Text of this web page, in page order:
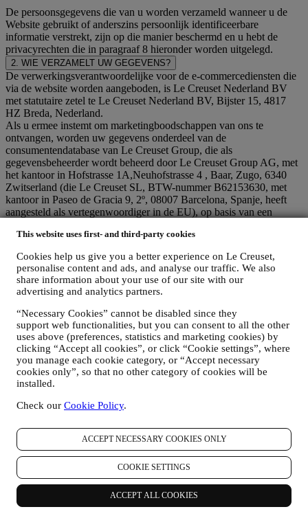
This website uses first- and third-party cookies
Cookies help us give you a better experience on Le Creuset,
personalise content and ads, and analyse our traffic. We also
share information about your use of our site with our
advertising and analytics partners.
“Necessary Cookies” cannot be disabled since they
support web functionalities, but you can consent to all the other
uses above (preferences, statistics and marketing cookies) by
clicking “Accept all cookies”, or click “Cookie settings”, where
you manage each cookie category, or “Accept necessary
cookies only”, so that no other category of cookies will be
installed.
Check our Cookie Policy.
ACCEPT NECESSARY COOKIES ONLY
COOKIE SETTINGS
ACCEPT ALL COOKIES
De persoonsgegevens die van u worden verzameld wanneer u de
Website gebruikt of anderszins persoonlijk identificeerbare
informatie verstrekt, zijn op die manier beschermd en u hebt de
privacyrechten die in paragraaf 8 hieronder worden uitgelegd.
2. WIE VERZAMELT UW GEGEVENS?
De verwerkingsverantwoordelijke voor de e-commercediensten die
via de website worden aangeboden, is Le Creuset Nederland BV
met statutaire zetel te Le Creuset Nederland BV, Bijster 15, 4817
HZ Breda, Nederland.
Als u ermee instemt om marketingboodschappen van ons te
ontvangen, worden uw gegevens onderdeel van de
consumentendatabase van Le Creuset Group, die als
gegevensbeheerder wordt beheerd door Le Creuset Group AG, met
het kantoor in Hofstrasse 1A,Neuhofstrasse 4 , Baar, Zugo, 6340
Zwitserland (die Le Creuset SL, BTW-nummer B62153630, met
kantoor in Paseo de Gracia 9, 2º, 08007 Barcelona, Spanje, heeft
aangesteld als vertegenwoordiger in de EU), op basis van een
in (a) Le Creuset Group AG die verantwoordelijk is voor de
gepersonaliseerde klantervaring; (b) lokale Le Creuset-entiteiten die
profiteren van deze strategie en deze uitvoeren, alsmede
onafhankelijk marketingcommunicatie/initiatieven ontwikkelen op
lokaal niveau (binnen een bepaald land); (c) beide gezamenlijk
beheerders die nodig zijn om de verzoeken van uw betrokkene om
rechten af te handelen.
3. WAAROM VERZAMELEN WIJ DEZE GEGEVENS?
Wij kunnen uw gegevens verwerken voor de volgende doeleinden:
VOOR ONZE WETTELIJKE VERPLICHTINGEN
Mogelijk moeten we bepaalde gegevens over u verwerken om
verplichtingen die voortvloeien uit instructies van de overheid.
We zullen uw gegevens gebruiken om een Le Creuset-
account aan te maken die u toegang geeft tot een reeks
voordelen voor geregistreerde gebruikers, om beter te kunnen
genieten van onze diensten, zoals sneller afrekenen, meerdere
verzendadressen opslaan, bestellingen bekijken en volgen.
Elke verwerkingsactiviteit is vereist om ons in staat te stellen
deze diensten aan u als Le Creuset-accounthouder te leveren.